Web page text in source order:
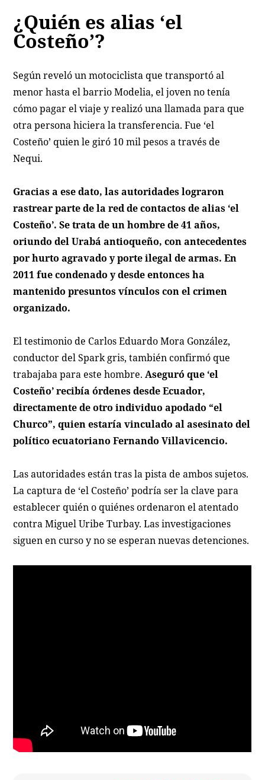
¿Quién es alias ‘el
Costeño’?
Según reveló un motociclista que transportó al
menor hasta el barrio Modelia, el joven no tenía
cómo pagar el viaje y realizó una llamada para que
otra persona hiciera la transferencia. Fue ‘el
Costeño’ quien le giró 10 mil pesos a través de
Nequi.
Gracias a ese dato, las autoridades lograron
rastrear parte de la red de contactos de alias ‘el
Costeño’. Se trata de un hombre de 41 años,
oriundo del Urabá antioqueño, con antecedentes
por hurto agravado y porte ilegal de armas. En
2011 fue condenado y desde entonces ha
mantenido presuntos vínculos con el crimen
organizado.
El testimonio de Carlos Eduardo Mora González,
conductor del Spark gris, también confirmó que
trabajaba para este hombre.Aseguró que ‘el
Costeño’ recibía órdenes desde Ecuador,
directamente de otro individuo apodado “el
Churco”, quien estaría vinculado al asesinato del
político ecuatoriano Fernando Villavicencio.
Las autoridades están tras la pista de ambos sujetos.
La captura de ‘el Costeño’ podría ser la clave para
establecer quién o quiénes ordenaron el atentado
contra Miguel Uribe Turbay. Las investigaciones
siguen en curso y no se esperan nuevas detenciones.